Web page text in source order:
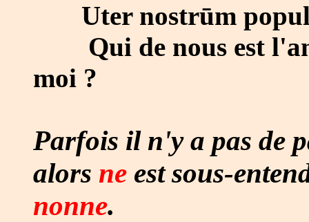
Uter nostrūm
Qui de nous est
moi ?
Parfois il n'y a pas de
alors ne est sous-
nonne.